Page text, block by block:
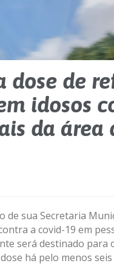
dose de
idosos
da área
de sua Secretaria
a covid-19 em
será destinado para
há pelo menos seis